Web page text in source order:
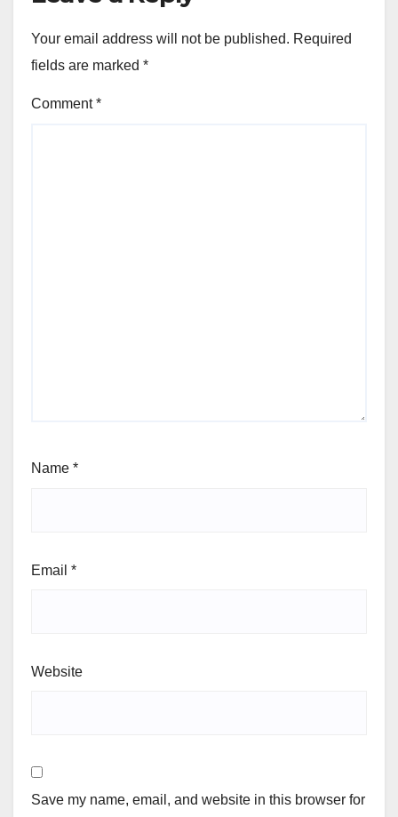
Your email address will not be published. Required
fields are marked *
Comment*
Name *
Email *
Website
Save my name, email, and website in this browser for